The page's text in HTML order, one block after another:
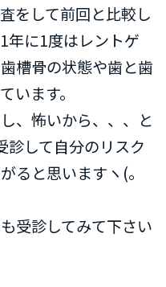
をして前回と比較し
年に1度はレントゲ
槽骨の状態や歯と歯
います。
、怖いから、、、と
診して自分のリスク
ると思いますヽ(｡
受診してみて下さい